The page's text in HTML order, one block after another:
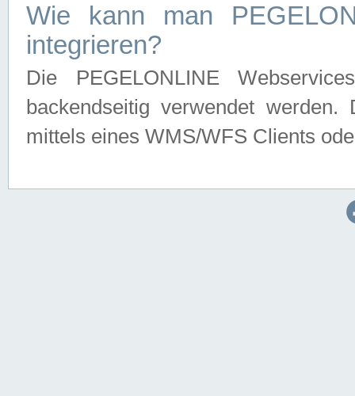
Wie kann man
integrieren?
Die PEGELONLINE
backendseitig verwendet
mittels eines WMS/WFS Clients